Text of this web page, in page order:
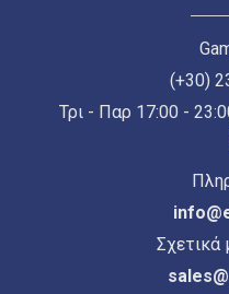
(+30)
Τρι - Παρ 17:00 -
Σχετικά